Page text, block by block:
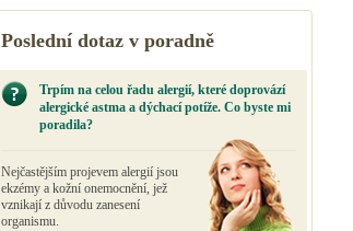
Poslední dotaz v poradně
Trpím na celou řadu alergií, které doprovází
alergické astma a dýchací potíže. Co byste mi
poradila?
Nejčastějším projevem alergií jsou
ekzémy a kožní onemocnění, jež
vznikají z důvodu zanesení
organismu.